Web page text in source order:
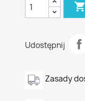

Udostępnij
Zasady